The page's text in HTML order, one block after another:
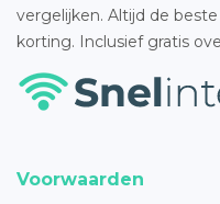
vergelijken. Altijd de
korting. Inclusief gratis
Voorwaarden